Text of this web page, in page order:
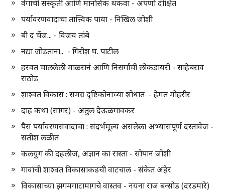
वेगाची संस्कृती आणि मानसिक थकवा - अपर्णा दीक्षित
पर्यावरणवादाचा तात्त्विक पाया - निखिल जोशी
बी द चेंज... - विजय तांबे
नद्या जोडताना.. - गिरीश घ. पाटील
हरवत चाललेली माळरानं आणि निसर्गाची लोकडायरी - साहेबराव
राठोड
शाश्वत विकास : समग्र दृष्टिकोनाच्या शोधात - हेमंत मोहरीर
दाह कथा (सागर) - अतुल देऊळगावकर
पैस पर्यावरणसंवादाचा : संदर्भमूल्य असलेला अभ्यासपूर्ण दस्तावेज -
सतीश लळीत
कलयुग की दहलीज, अज्ञान का रास्ता - सोपान जोशी
गावांची शाश्वत विकासाकडची वाटचाल - संकेत अहेर
विकासाच्या झगमगाटामागचे वास्तव - नयना राज बन्सोड (दरडमारे)